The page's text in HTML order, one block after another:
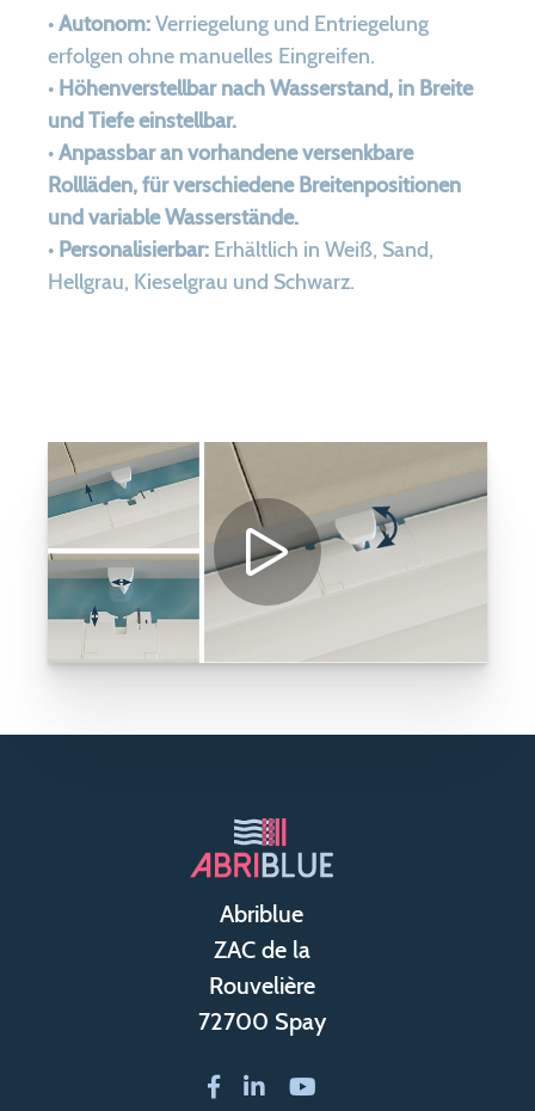
•Autonom:Verriegelung und Entriegelung
erfolgen ohne manuelles Eingreifen.
• Höhenverstellbar nach Wasserstand, in Breite
und Tiefe einstellbar.
•Anpassbar an vorhandene versenkbare
Rollläden, für verschiedene Breitenpositionen
und variable Wasserstände.
• Personalisierbar: Erhältlich in Weiß, Sand,
Hellgrau, Kieselgrau und Schwarz.
Abriblue
ZAC de la
Rouvelière
72700 Spay